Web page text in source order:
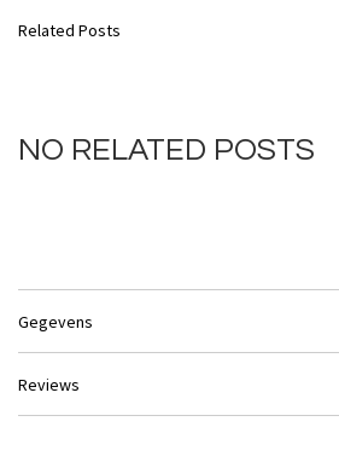
Related Posts
NO RELATED POSTS
Gegevens
Reviews